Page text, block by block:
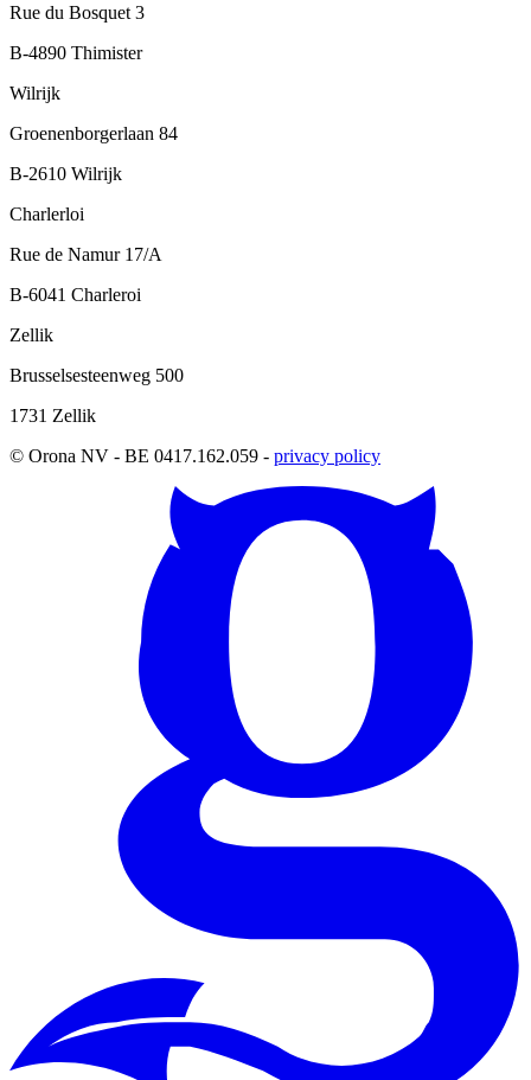
Rue du Bosquet 3
B-4890 Thimister
Wilrijk
Groenenborgerlaan 84
B-2610 Wilrijk
Charlerloi
Rue de Namur 17/A
B-6041 Charleroi
Zellik
Brusselsesteenweg 500
1731 Zellik
© Orona NV - BE 0417.162.059 - privacy policy